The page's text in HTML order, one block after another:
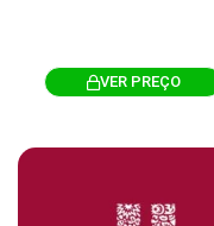
VER PREÇO